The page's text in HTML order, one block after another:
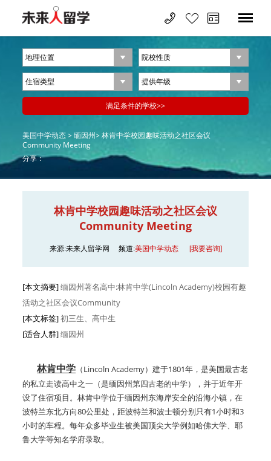
美国中学动态 >缅因州>林肯中学校园趣味活动之社区会议
Community Meeting
分享：
林肯中学校园趣味活动之社区会议
Community Meeting
来源:未来人留学网 频道:美国中学动态 [我要咨询]
[本文摘要]缅因州著名高中:林肯中学(Lincoln Academy)校园有趣
活动之社区会议Community
[本文标签]初三生、高中生
[适合人群]缅因州
林肯中学 （Lincoln Academy）建于1801年，是美国最古老
的私立走读高中之一（是缅因州第四古老的中学），并于近年开
设了住宿项目。林肯中学位于缅因州东海岸安全的沿海小镇，在
波特兰东北方向80公里处，距波特兰和波士顿分别只有1小时和3
小时的车程。每年众多毕业生被美国顶尖大学例如哈佛大学、耶
鲁大学等知名学府录取。